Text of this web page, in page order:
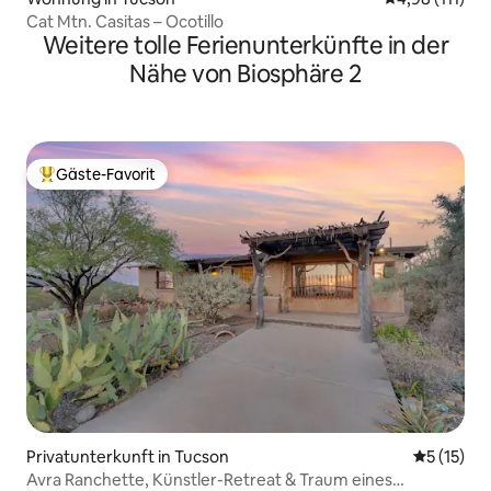
Cat Mtn. Casitas – Ocotillo
Weitere tolle Ferienunterkünfte in der
Nähe von Biosphäre 2
Beliebter Gäste-Favorit.
Gäste-Favorit
Privatunterkunft in Tucson
5 (15)
Avra Ranchette, Künstler-Retreat & Traum eines